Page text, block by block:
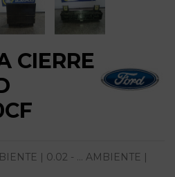
CIERRE
| 0.02 - ... AMBIENTE |